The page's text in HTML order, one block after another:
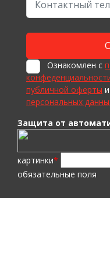
Ознакомлен с
публичной оферты
персональных
Защита от
картинки*
обязательные поля